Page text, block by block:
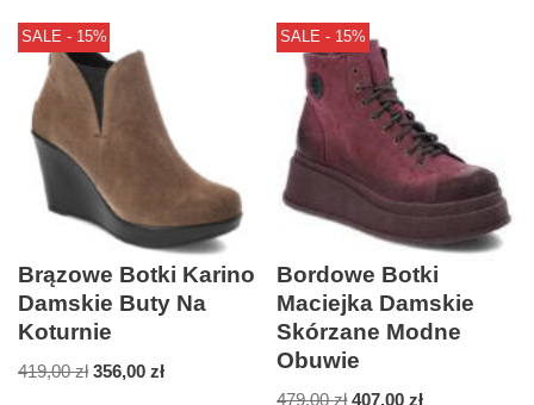
SALE - 15%
Brązowe Botki Karino
Damskie Buty Na
Koturnie
419,00zł 356,00 zł
SALE - 15%
Bordowe Botki
Maciejka Damskie
Skórzane Modne
Obuwie
479,00zł 407,00zł